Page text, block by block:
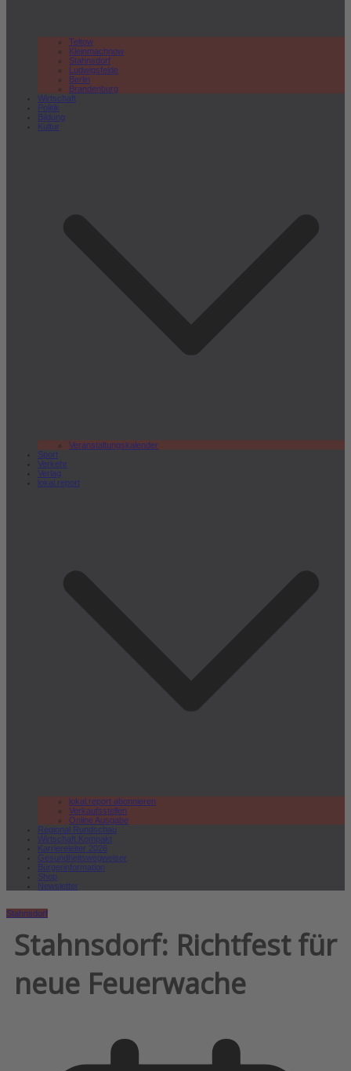
Teltow
Kleinmachnow
Stahnsdorf
Ludwigsfelde
Berlin
Brandenburg
Wirtschaft
Politik
Bildung
Kultur
Veranstaltungskalender
Sport
Verkehr
Verlag
lokal.report
lokal.report abonnieren
Verkaufsstellen
Online Ausgabe
Regional Rundschau
Wirtschaft.Kompakt
Karriereleiter 2026
Gesundheitswegweiser
Bürgerinformation
Shop
Newsletter
Stahnsdorf
Stahnsdorf: Richtfest für
neue Feuerwache